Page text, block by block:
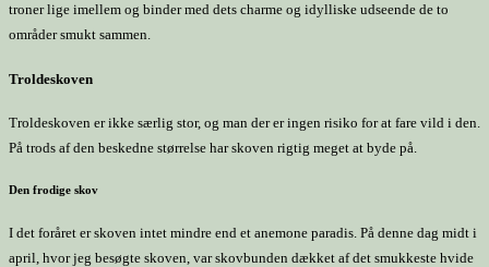
troner lige imellem og binder med dets charme og idylliske udseende de to
områder smukt sammen.
Troldeskoven
Troldeskoven er ikke særlig stor, og man der er ingen risiko for at fare vild i den.
På trods af den beskedne størrelse har skoven rigtig meget at byde på.
Den frodige skov
I det foråret er skoven intet mindre end et anemone paradis. På denne dag midt i
april, hvor jeg besøgte skoven, var skovbunden dækket af det smukkeste hvide